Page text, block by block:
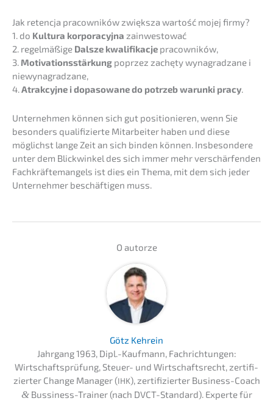
Jak reten­c­ja pracow­ni­ków zwięks­za wartość mojej firmy?
1. do Kultu­ra korpora­cy­j­na zainwes­t­ować
2. regel­mä­ßi­ge Dalsze kwali­fi­ka­c­je pracow­ni­ków,
3. Motiva­ti­ons­stär­kung poprzez zachę­ty wynagrad­za­ne i
niewy­na­grad­za­ne,
4.Atrak­cy­j­ne i dopaso­wa­ne do potrzeb warun­ki pracy.
Unter­neh­men können sich gut positio­nie­ren, wenn Sie
beson­ders quali­fi­zier­te Mitar­bei­ter haben und diese
möglichst lange Zeit an sich binden können. Insbe­son­de­re
unter dem Blick­win­kel des sich immer mehr verschär­fen­den
Fachkräf­te­man­gels ist dies ein Thema, mit dem sich jeder
Unter­neh­mer beschäf­ti­gen muss.
O autor­ze
Götz Kehrein
Jahrgang 1963, Dipl.-Kaufmann, Fachrich­tun­gen:
Wirtschafts­prü­fung, Steuer- und Wirtschafts­recht, zerti­fi­
zier­ter Change Manager (IHK), zerti­fi­zier­ter Business-Coach
&Bussi­ness-Trainer (nach DVCT-Standard). Exper­te für